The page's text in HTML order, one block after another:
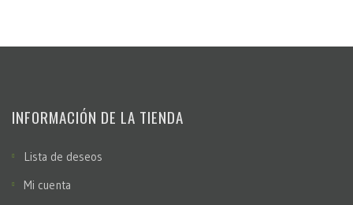
INFORMACIÓN DE LA TIENDA
Lista de deseos
Mi cuenta